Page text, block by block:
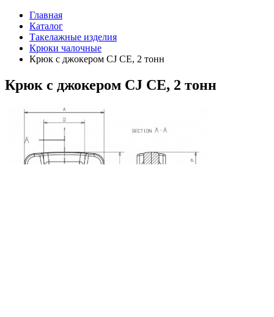
Главная
Каталог
Такелажные изделия
Крюки чалочные
Крюк с джокером CJ CE, 2 тонн
Крюк с джокером CJ CE, 2 тонн